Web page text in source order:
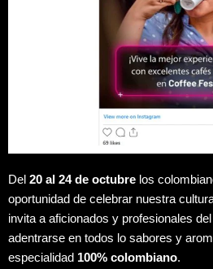
Del 20 al 24 de octubre los
oportunidad de celebrar nuestra
invita a aficionados y profesionales
adentrarse en todos lo sabores y
especialidad 100% colombiano.